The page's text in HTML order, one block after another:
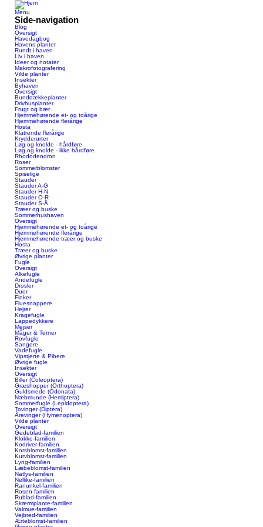
Menu
Side-navigation
Blog
Oversigt
Havedagbog
Havens planter
Rundt i haven
Liv i haven
Ideer og notater
Makrofotografering
Vilde planter
Insekter
Byhaven
Oversigt
Bunddækkeplanter
Drivhusplanter
Frugt og bær
Hjemmehørende et- og toårige
Hjemmehørende flerårige
Hosta
Klatrende flerårige
Krydderurter
Løg og knolde - hårdføre
Løg og knolde - ikke hårdføre
Rhododendron
Roser
Sommerblomster
Spiselige
Stauder
Stauder A-G
Stauder H-N
Stauder O-R
Stauder S-Å
Træer og buske
Sommerhushaven
Oversigt
Hjemmehørende et- og toårige
Hjemmehørende flerårige
Hjemmehørende træer og buske
Hosta
Træer og buske
Øvrige planter
Fugle
Oversigt
Alkefugle
Andefugle
Drosler
Duer
Finker
Fluesnappere
Hejrer
Kragefugle
Lappedykkere
Mejser
Måger & Terner
Rovfugle
Sangere
Vadefugle
Vipstjerte & Pibere
Øvrige fugle
Insekter
Oversigt
Biller (Coleoptera)
Græshopper (Orthoptera)
Guldsmede (Odonata)
Næbmunde (Hemiptera)
Sommerfugle (Lepidoptera)
Tovinger (Diptera)
Årevinger (Hymenoptera)
Vilde planter
Oversigt
Gedeblad-familien
Klokke-familien
Kodriver-familien
Korsblomst-familien
Kurvblomst-familien
Lyng-familien
Læbeblomst-familien
Natlys-familien
Nellike-familien
Ranunkel-familien
Rosen-familien
Rublad-familien
Skærmplante-familien
Valmue-familien
Vejbred-familien
Ærteblomst-familien